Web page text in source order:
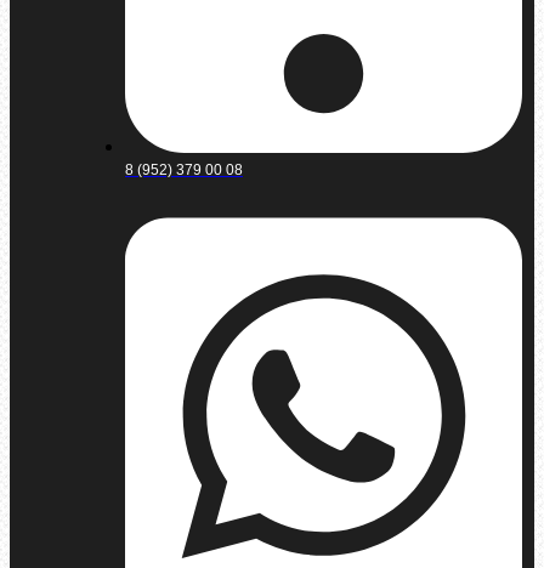
8 (952) 379 00 08